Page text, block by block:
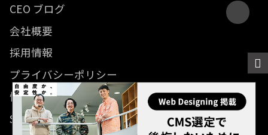
CEO ブログ
会社概要
採用情報
プライバシーポリシー
情報セキュリティ方針
SDGsに関する取り組み